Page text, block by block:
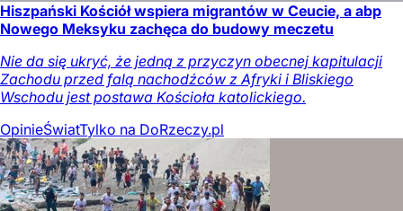
Hiszpański Kościół wspiera migrantów w Ceucie, a abp
Nowego Meksyku zachęca do budowy meczetu
Nie da się ukryć, że jedną z przyczyn obecnej kapitulacji
Zachodu przed falą nachodźców z Afryki i Bliskiego
Wschodu jest postawa Kościoła katolickiego.
OpinieŚwiatTylko na DoRzeczy.pl